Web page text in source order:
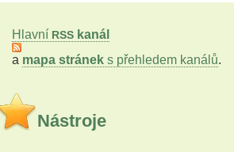
Hlavní RSS kanál
a mapa stránek s přehledem kanálů.
Nástroje